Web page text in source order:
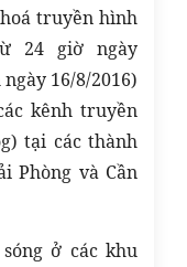
truyền hình
24 giờ ngày
16/8/2016)
kênh truyền
tại các thành
Phòng và Cần
ở các khu